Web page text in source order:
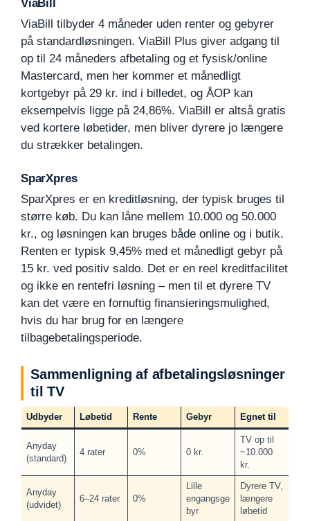
ViaBill
ViaBill tilbyder 4 måneder uden renter og gebyrer
på standardløsningen. ViaBill Plus giver adgang til
op til 24 måneders afbetaling og et fysisk/online
Mastercard, men her kommer et månedligt
kortgebyr på 29 kr. ind i billedet, og ÅOP kan
eksempelvis ligge på 24,86%. ViaBill er altså gratis
ved kortere løbetider, men bliver dyrere jo længere
du strækker betalingen.
SparXpres
SparXpres er en kreditløsning, der typisk bruges til
større køb. Du kan låne mellem 10.000 og 50.000
kr., og løsningen kan bruges både online og i butik.
Renten er typisk 9,45% med et månedligt gebyr på
15 kr. ved positiv saldo. Det er en reel kreditfacilitet
og ikke en rentefri løsning – men til et dyrere TV
kan det være en fornuftig finansieringsmulighed,
hvis du har brug for en længere
tilbagebetalingsperiode.
Sammenligning af afbetalingsløsninger
til TV
Udbyder Løbetid Rente Gebyr Egnet til
Anyday
(standard)
4 rater 0% 0 kr.
TV op til
~10.000
kr.
Anyday
(udvidet)
6–24 rater 0%
Lille
engangsge
byr
Dyrere TV,
længere
løbetid